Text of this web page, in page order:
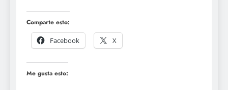
Comparte esto:
Facebook
X
Me gusta esto: